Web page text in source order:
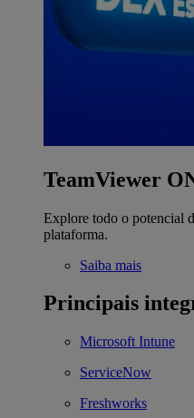
TeamViewer
Explore todo o potencial
plataforma.
Saiba mais
Principais
Microsoft Intune
ServiceNow
Freshworks